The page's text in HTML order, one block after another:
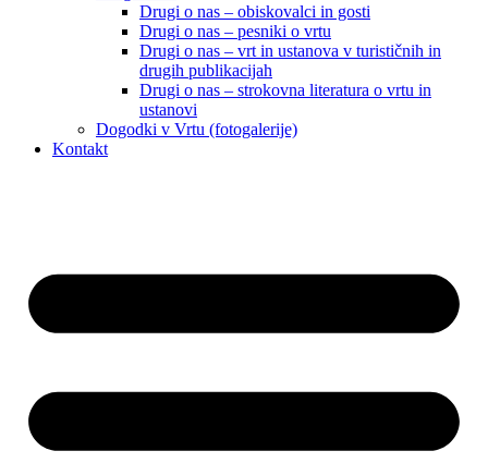
Drugi o nas – obiskovalci in gosti
Drugi o nas – pesniki o vrtu
Drugi o nas – vrt in ustanova v turističnih in
drugih publikacijah
Drugi o nas – strokovna literatura o vrtu in
ustanovi
Dogodki v Vrtu (fotogalerije)
Kontakt